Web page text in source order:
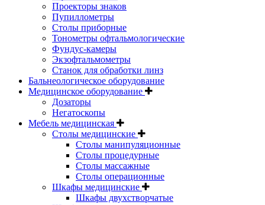
Проекторы знаков
Пупиллометры
Столы приборные
Тонометры офтальмологические
Фундус-камеры
Экзофтальмометры
Станок для обработки линз
Бальнеологическое оборудование
Медицинское оборудование
Дозаторы
Негатоскопы
Мебель медицинская
Столы медицинские
Столы манипуляционные
Столы процедурные
Столы массажные
Столы операционные
Шкафы медицинские
Шкафы двухстворчатые